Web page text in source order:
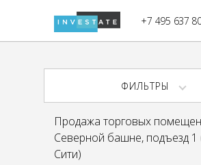
+7 495 637
Дикси
Магнолия
В башне
Запад
Башня
Восток
Город Столиц,
Северный блок
ФИЛЬТРЫ
Продажа торговых
Северной башне, подъезд
Сити)